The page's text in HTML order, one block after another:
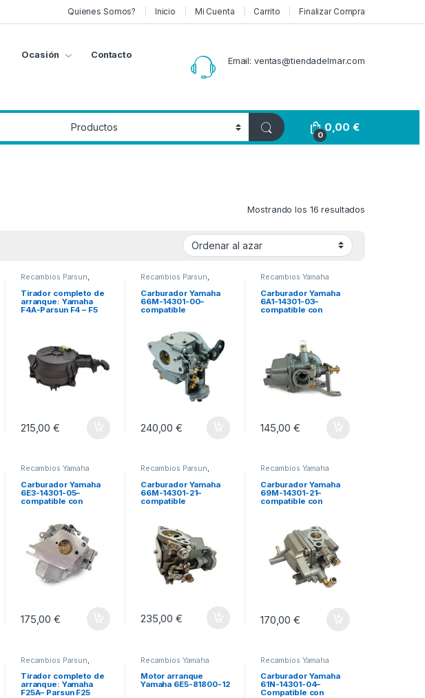
Quienes Somos? Inicio Mi Cuenta Carrito Finalizar Compra
Ocasión Contacto
Email: ventas@tiendadelmar.com
0
0,00€
Mostrando los 16 resultados
Recambios Parsun,
Tirador completo de
arranque: Yamaha
F4A-Parsun F4 – F5
215,00€
Recambios Parsun,
Carburador Yamaha
66M-14301-00–
compatible
240,00€
Recambios Yamaha
Carburador Yamaha
6A1-14301-03–
compatible con
145,00€
Recambios Yamaha
Carburador Yamaha
6E3-14301-05–
compatible con
175,00€
Recambios Parsun,
Carburador Yamaha
66M-14301-21–
compatible
235,00€
Recambios Yamaha
Carburador Yamaha
69M-14301-21–
compatible con
170,00€
Recambios Parsun
Recambios Yamaha
Tirador completo de
arranque: Yamaha
F25A– Parsun F25
Recambios Yamaha
Motor arranque
Yamaha 6E5-81800-12
Recambios Yamaha
Carburador Yamaha
61N-14301-04–
Compatible con